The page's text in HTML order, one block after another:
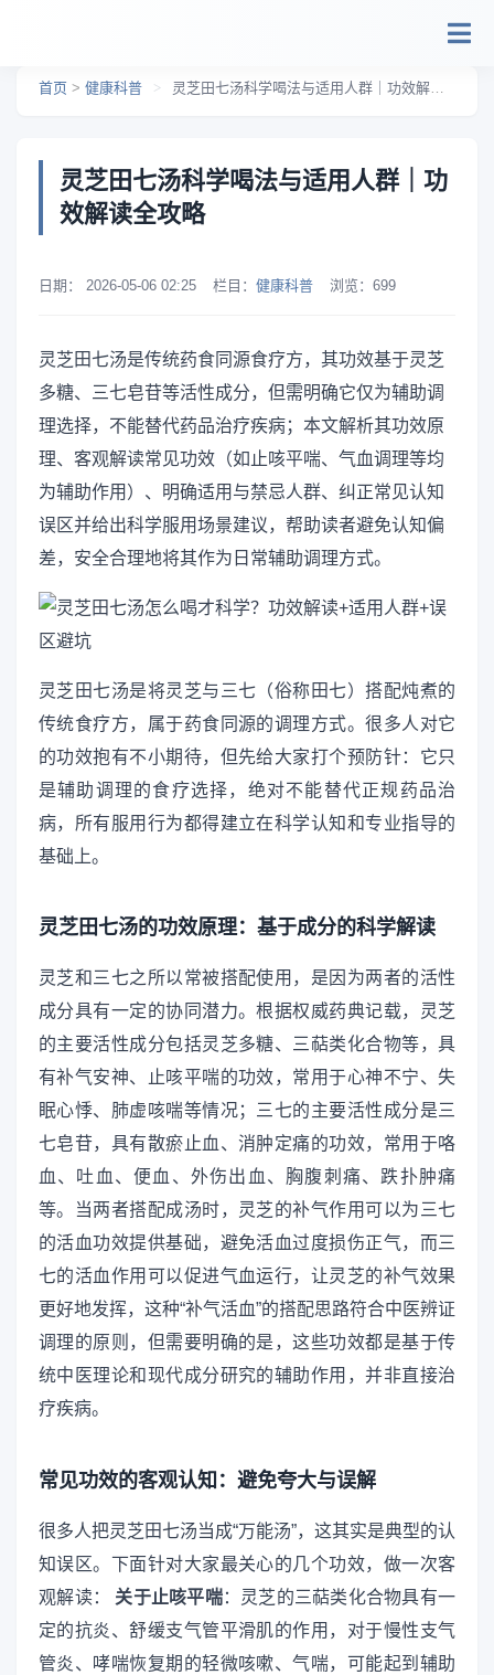
首页 > 健康科普 > 灵芝田七汤科学喝法与适用人群｜功效解读全攻略
灵芝田七汤科学喝法与适用人群｜功
效解读全攻略
日期： 2026-05-06 02:25 栏目： 健康科普 浏览： 699
灵芝田七汤是传统药食同源食疗方，其功效基于灵芝
多糖、三七皂苷等活性成分，但需明确它仅为辅助调
理选择，不能替代药品治疗疾病；本文解析其功效原
理、客观解读常见功效（如止咳平喘、气血调理等均
为辅助作用）、明确适用与禁忌人群、纠正常见认知
误区并给出科学服用场景建议，帮助读者避免认知偏
差，安全合理地将其作为日常辅助调理方式。
灵芝田七汤是将灵芝与三七（俗称田七）搭配炖煮的
传统食疗方，属于药食同源的调理方式。很多人对它
的功效抱有不小期待，但先给大家打个预防针：它只
是辅助调理的食疗选择，绝对不能替代正规药品治
病，所有服用行为都得建立在科学认知和专业指导的
基础上。
灵芝田七汤的功效原理：基于成分的科学解读
灵芝和三七之所以常被搭配使用，是因为两者的活性
成分具有一定的协同潜力。根据权威药典记载，灵芝
的主要活性成分包括灵芝多糖、三萜类化合物等，具
有补气安神、止咳平喘的功效，常用于心神不宁、失
眠心悸、肺虚咳喘等情况；三七的主要活性成分是三
七皂苷，具有散瘀止血、消肿定痛的功效，常用于咯
血、吐血、便血、外伤出血、胸腹刺痛、跌扑肿痛
等。当两者搭配成汤时，灵芝的补气作用可以为三七
的活血功效提供基础，避免活血过度损伤正气，而三
七的活血作用可以促进气血运行，让灵芝的补气效果
更好地发挥，这种“补气活血”的搭配思路符合中医辨证
调理的原则，但需要明确的是，这些功效都是基于传
统中医理论和现代成分研究的辅助作用，并非直接治
疗疾病。
常见功效的客观认知：避免夸大与误解
很多人把灵芝田七汤当成“万能汤”，这其实是典型的认
知误区。下面针对大家最关心的几个功效，做一次客
观解读： 关于止咳平喘：灵芝的三萜类化合物具有一
定的抗炎、舒缓支气管平滑肌的作用，对于慢性支气
管炎、哮喘恢复期的轻微咳嗽、气喘，可能起到辅助